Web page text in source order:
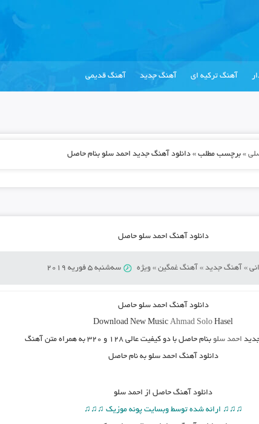
آهنگ ترکیه ای آهنگ جدید آهنگ قدیمی
» برچسب مطلب » دانلود آهنگ جدید احمد سلو بنام حاصل
دانلود آهنگ احمد سلو حاصل
» آهنگ جدید» آهنگ غمگین» ویژه سه‌شنبه 5 فوریه 2019
دانلود آهنگ احمد سلو حاصل
Download New MusicAhmad Solo Hasel
احمد سلو بنام حاصلبا دو کیفیت عالی ۱۲۸ و ۳۲۰ به همراه متن آهنگ
دانلود آهنگ احمد سلو به نام حاصل
دانلود آهنگحاصل از احمد سلو
♫♫♫ ارائه شده توسط وبسایت پونه موزیک ♫♫♫